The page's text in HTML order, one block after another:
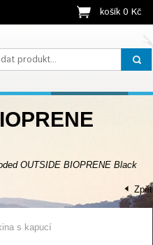
košík 0 Kč
OUTSIDE BIOPRENE Black
Zpět
s kapucí